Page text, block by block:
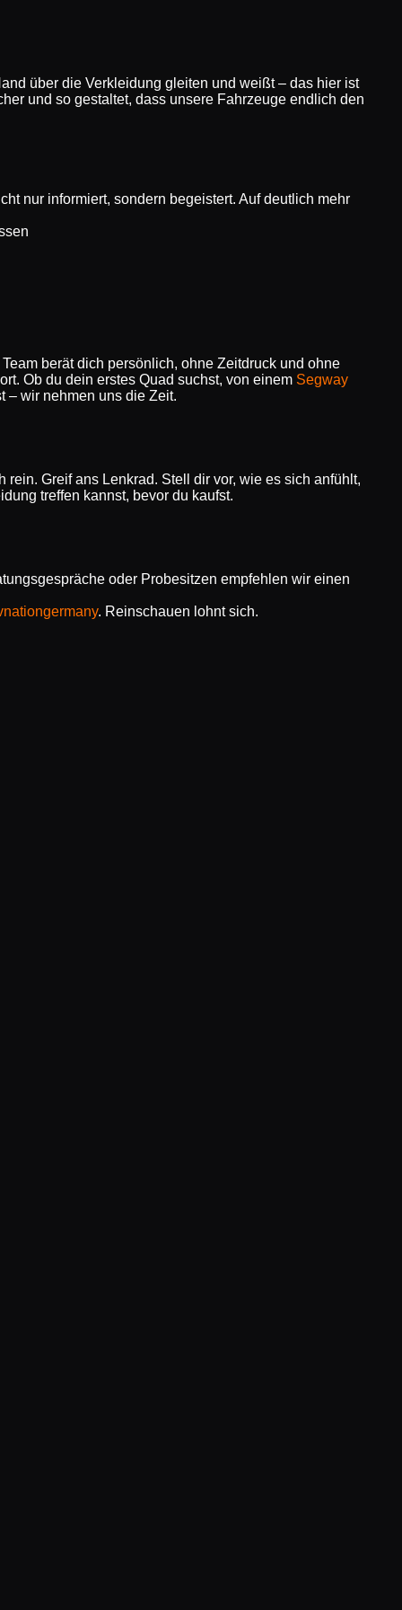
über die Verkleidung gleiten und weißt – das hier ist
und so gestaltet, dass unsere Fahrzeuge endlich den
nur informiert, sondern begeistert. Auf deutlich mehr
berät dich persönlich, ohne Zeitdruck und ohne
Ob du dein erstes Quad suchst, von einem Segway
– wir nehmen uns die Zeit.
Greif ans Lenkrad. Stell dir vor, wie es sich anfühlt,
treffen kannst, bevor du kaufst.
oder Probesitzen empfehlen wir einen
. Reinschauen lohnt sich.